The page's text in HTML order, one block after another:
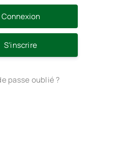
S’inscrire
passe oublié ?